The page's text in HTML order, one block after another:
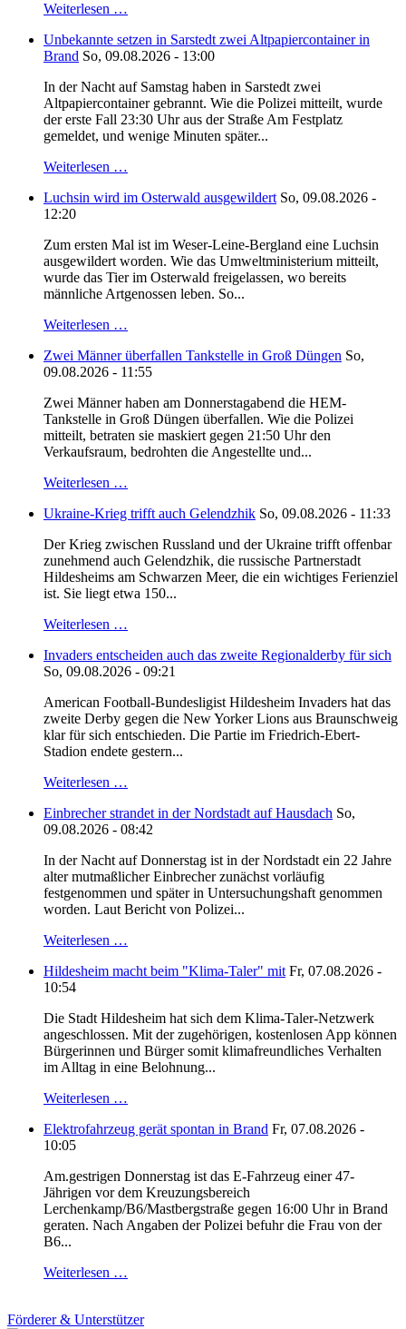
Weiterlesen …
Unbekannte setzen in Sarstedt zwei Altpapiercontainer in
Brand So, 09.08.2026 - 13:00
In der Nacht auf Samstag haben in Sarstedt zwei
Altpapiercontainer gebrannt. Wie die Polizei mitteilt, wurde
der erste Fall 23:30 Uhr aus der Straße Am Festplatz
gemeldet, und wenige Minuten später...
Weiterlesen …
Luchsin wird im Osterwald ausgewildert So, 09.08.2026 -
12:20
Zum ersten Mal ist im Weser-Leine-Bergland eine Luchsin
ausgewildert worden. Wie das Umweltministerium mitteilt,
wurde das Tier im Osterwald freigelassen, wo bereits
männliche Artgenossen leben. So...
Weiterlesen …
Zwei Männer überfallen Tankstelle in Groß Düngen So,
09.08.2026 - 11:55
Zwei Männer haben am Donnerstagabend die HEM-
Tankstelle in Groß Düngen überfallen. Wie die Polizei
mitteilt, betraten sie maskiert gegen 21:50 Uhr den
Verkaufsraum, bedrohten die Angestellte und...
Weiterlesen …
Ukraine-Krieg trifft auch Gelendzhik So, 09.08.2026 - 11:33
Der Krieg zwischen Russland und der Ukraine trifft offenbar
zunehmend auch Gelendzhik, die russische Partnerstadt
Hildesheims am Schwarzen Meer, die ein wichtiges Ferienziel
ist. Sie liegt etwa 150...
Weiterlesen …
Invaders entscheiden auch das zweite Regionalderby für sich
So, 09.08.2026 - 09:21
American Football-Bundesligist Hildesheim Invaders hat das
zweite Derby gegen die New Yorker Lions aus Braunschweig
klar für sich entschieden. Die Partie im Friedrich-Ebert-
Stadion endete gestern...
Weiterlesen …
Einbrecher strandet in der Nordstadt auf Hausdach So,
09.08.2026 - 08:42
In der Nacht auf Donnerstag ist in der Nordstadt ein 22 Jahre
alter mutmaßlicher Einbrecher zunächst vorläufig
festgenommen und später in Untersuchungshaft genommen
worden. Laut Bericht von Polizei...
Weiterlesen …
Hildesheim macht beim "Klima-Taler" mit Fr, 07.08.2026 -
10:54
Die Stadt Hildesheim hat sich dem Klima-Taler-Netzwerk
angeschlossen. Mit der zugehörigen, kostenlosen App können
Bürgerinnen und Bürger somit klimafreundliches Verhalten
im Alltag in eine Belohnung...
Weiterlesen …
Elektrofahrzeug gerät spontan in Brand Fr, 07.08.2026 -
10:05
Am.gestrigen Donnerstag ist das E-Fahrzeug einer 47-
Jährigen vor dem Kreuzungsbereich
Lerchenkamp/B6/Mastbergstraße gegen 16:00 Uhr in Brand
geraten. Nach Angaben der Polizei befuhr die Frau von der
B6...
Weiterlesen …
Förderer & Unterstützer